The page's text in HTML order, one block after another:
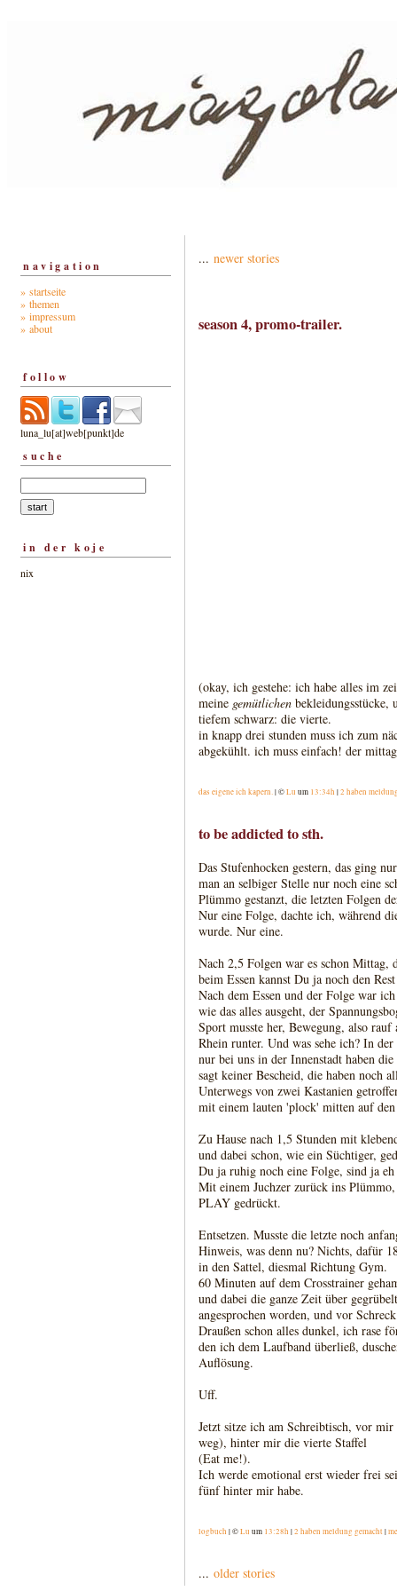
navigation
» startseite
» themen
» impressum
» about
follow
luna_lu[at]web[punkt]de
suche
in der koje
nix
... newer stories
season 4, promo-trailer.
(okay, ich gestehe: ich habe alles im
meine gemütlichen
tiefem schwarz: die vierte.
in knapp drei stunden muss ich zum
abgekühlt. ich muss einfach! der
das eigene ich kapern.| ©Lu um 13:34h |2 haben
to be addicted to sth.
Das Stufenhocken gestern, das ging
man an selbiger Stelle nur noch eine
Plümmo gestanzt, die letzten Folgen
Nur eine Folge, dachte ich, während
wurde. Nur eine.
Nach 2,5 Folgen war es schon Mittag,
beim Essen kannst Du ja noch den
Nach dem Essen und der Folge war
wie das alles ausgeht, der
Sport musste her, Bewegung, also
Rhein runter. Und was sehe ich? In
nur bei uns in der Innenstadt haben
sagt keiner Bescheid, die haben noch
Unterwegs von zwei Kastanien
mit einem lauten 'plock' mitten auf
Zu Hause nach 1,5 Stunden mit
und dabei schon, wie ein Süchtiger,
Du ja ruhig noch eine Folge, sind ja
Mit einem Juchzer zurück ins
PLAY gedrückt.
Entsetzen. Musste die letzte noch
Hinweis, was denn nu? Nichts, dafür
in den Sattel, diesmal Richtung Gym.
60 Minuten auf dem Crosstrainer
und dabei die ganze Zeit über
angesprochen worden, und vor
Draußen schon alles dunkel, ich rase
den ich dem Laufband überließ,
Auflösung.
Uff.
Jetzt sitze ich am Schreibtisch, vor
weg), hinter mir die vierte Staffel
(Eat me!).
Ich werde emotional erst wieder frei
fünf hinter mir habe.
logbuch | ©Lu um 13:28h |2 haben meldung gemacht|
... older stories